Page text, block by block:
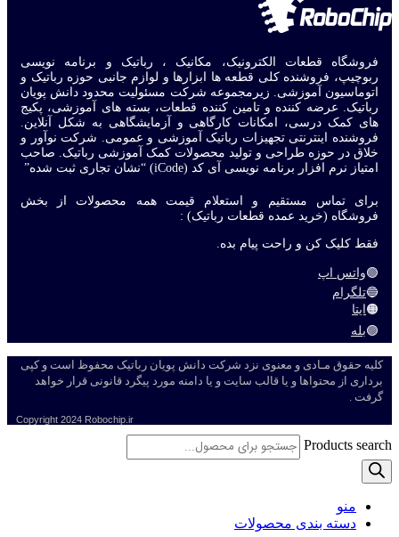
فروشگاه قطعات الکترونیک، مکانیک ، رباتیک و برنامه نویسی
ربوچیپ، فروشنده کلی قطعه ها ابزارها و لوازم جانبی حوزه رباتیک و
اتوماسیون آموزشی. زیرمجموعه شرکت مسئولیت محدود دانش پویان
رباتیک. عرضه کننده و تامین کننده قطعات، بسته های آموزشی، پکیج
های کمک درسی، امکانات کارگاهی و آزمایشگاهی به شکل آنلاین.
فروشنده اینترنتی تجهیزات رباتیک آموزشی و عمومی. شرکت نوآور و
خلاق در حوزه طراحی و تولید محصولات کمک آموزشی رباتیک. صاحب
امتیاز نرم افزار برنامه نویسی آی کد (iCode) “نشان تجاری ثبت شده”
برای تماس مستقیم و استعلام قیمت همه محصولات از بخش
فروشگاه (خرید عمده قطعات رباتیک) :
فقط کلیک کن و راحت پیام بده.
🟢واتس اپ
🔵تلگرام
🟠ایتا
🟣بله
کلیه حقوق مـادی و معنوی نزد شرکت دانش پویان رباتیک محفوظ است و کپی
برداری از محتواها و یا قالب سایت و یا دامنه مورد پیگرد قانونی قرار خواهد
گرفت .
Copyright 2024 Robochip.ir
Products search
منو
دسته بندی محصولات